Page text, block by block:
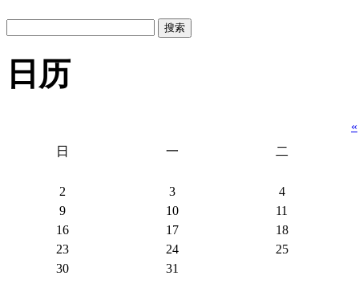
日历
«
日
一 二
2 3
4
9
10
11
16
17
18
23
24
25
30
31